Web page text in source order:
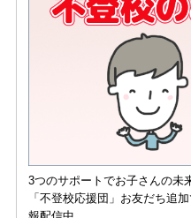
3つのサポートでお子さんの未
「不登校応援団」お友だち追